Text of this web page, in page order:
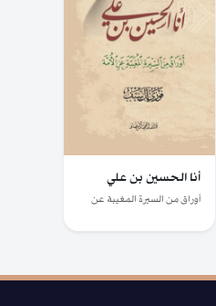
أنا الحسين بن علي
أوراق من السيرة المغيبة عن